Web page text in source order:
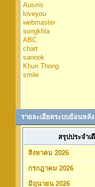
Ausiris
loveyou
webmaster
songkhla
ABC
chart
sanook
Khun Thong
smile
รายละเอียดระบบย้อนหลัง
สรุปประจำเ
สิงหาคม 2026
กรกฎาคม 2026
มิถุนายน 2026